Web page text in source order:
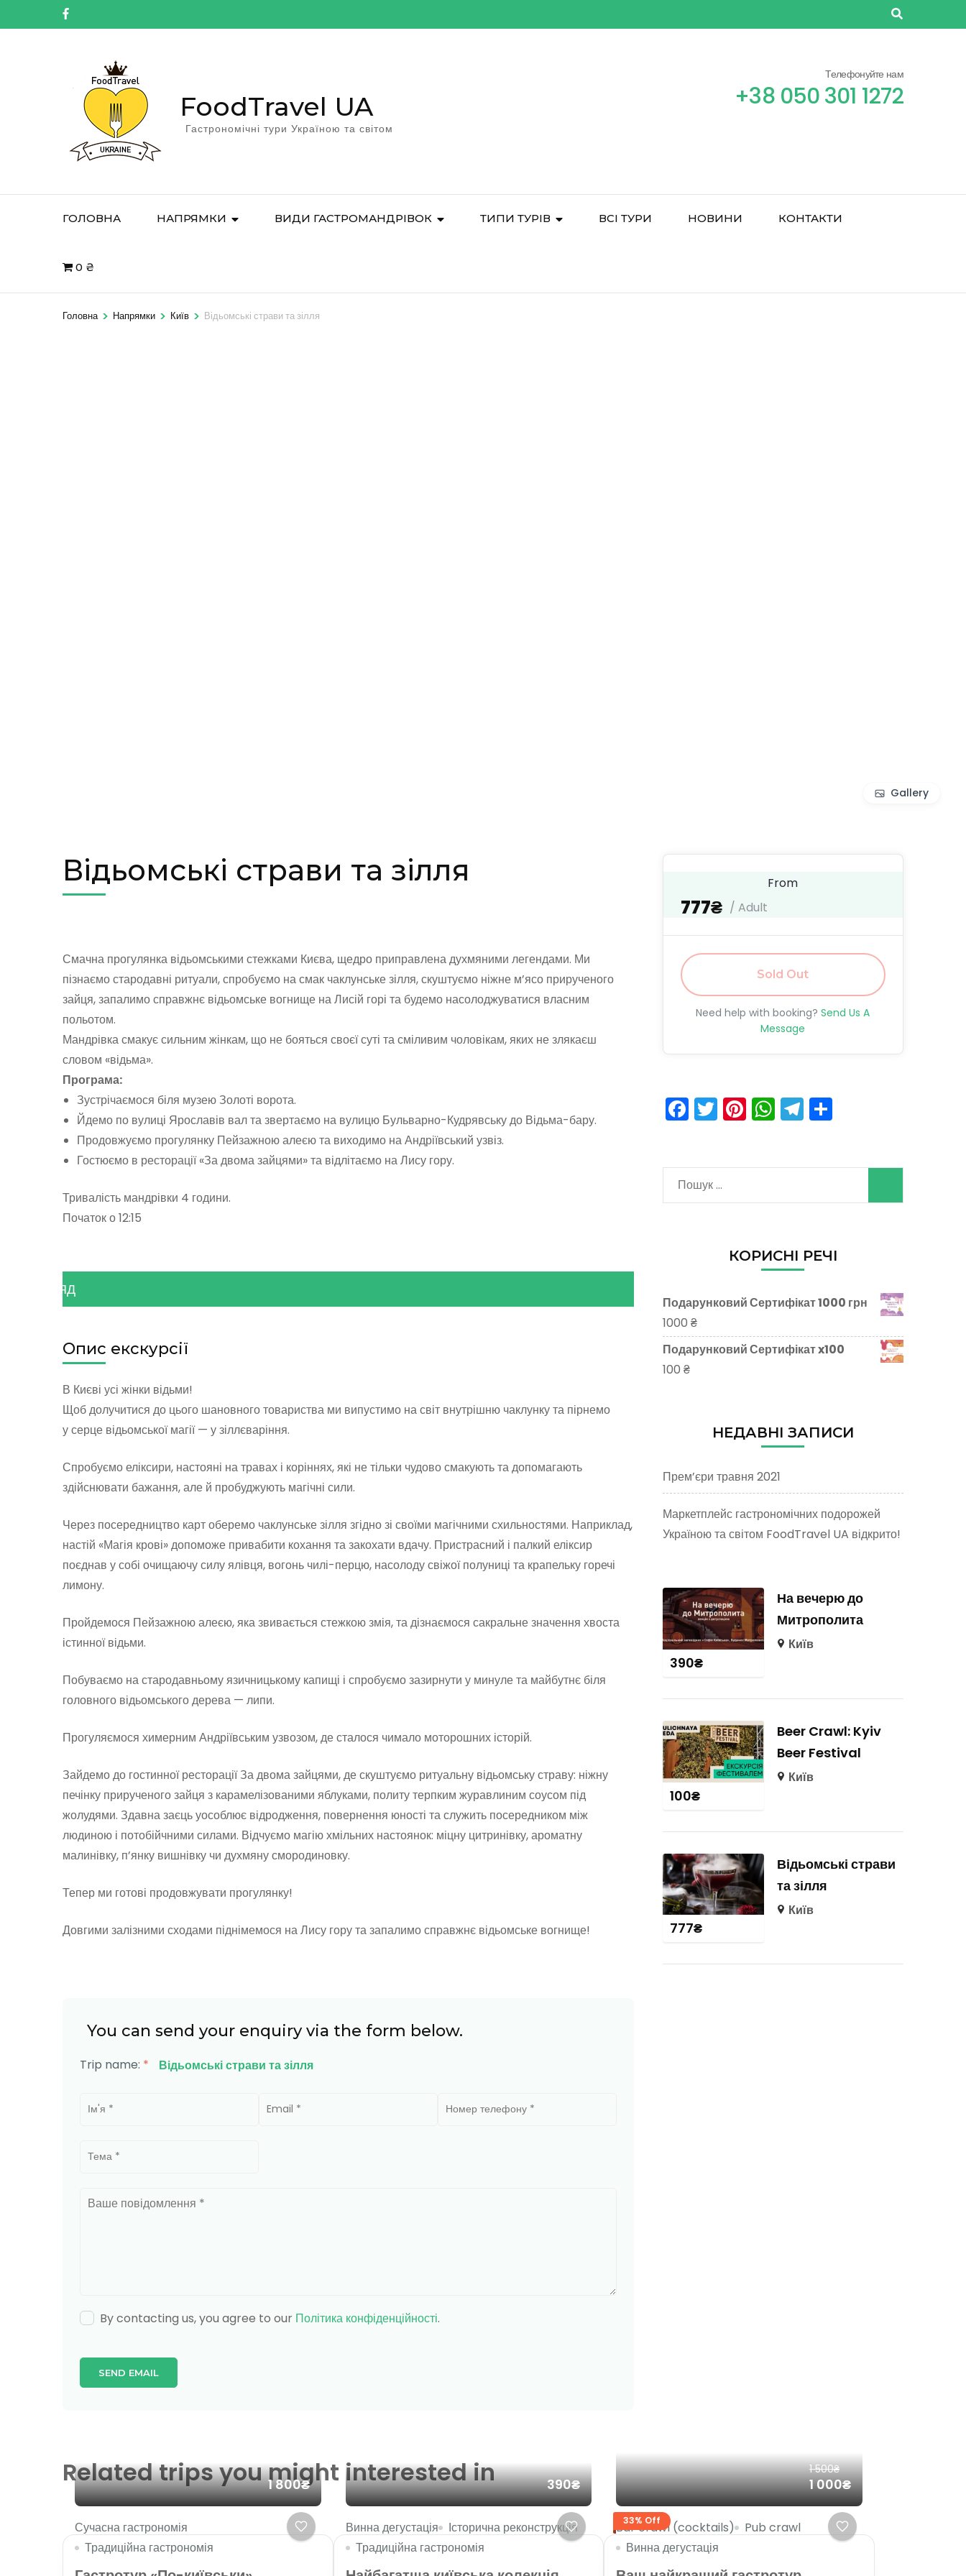
FoodTravel UA
Гастрономічні тури Україною та світом
Телефонуйте нам
+38 050 301 1272
ГОЛОВНА НАПРЯМКИ ВИДИ ГАСТРОМАНДРІВОК ТИПИ ТУРІВ ВСІ ТУРИ НОВИНИ КОНТАКТИ
0 ₴
Головна > Напрямки > Київ > Відьомські страви та зілля
Gallery
Відьомські страви та зілля
Смачна прогулянка відьомськими стежками Києва, щедро приправлена духмяними легендами. Ми
пізнаємо стародавні ритуали, спробуємо на смак чаклунське зілля, скуштуємо ніжне м’ясо прирученого
зайця, запалимо справжнє відьомське вогнище на Лисій горі та будемо насолоджуватися власним
польотом.
Мандрівка смакує сильним жінкам, що не бояться своєї суті та сміливим чоловікам, яких не злякаєш
словом «відьма».
Програма:
Зустрічаємося біля музею Золоті ворота.
Йдемо по вулиці Ярославів вал та звертаємо на вулицю Бульварно-Кудрявську до Відьма-бару.
Продовжуємо прогулянку Пейзажною алеєю та виходимо на Андріївський узвіз.
Гостюємо в ресторації «За двома зайцями» та відлітаємо на Лису гору.
Тривалість мандрівки 4 години.
Початок о 12:15
ОГЛЯД
Опис екскурсії
В Києві усі жінки відьми!
Щоб долучитися до цього шановного товариства ми випустимо на світ внутрішню чаклунку та пірнемо
у серце відьомської магії — у зіллєваріння.
Спробуємо еліксири, настояні на травах і коріннях, які не тільки чудово смакують та допомагають
здійснювати бажання, але й пробуджують магічні сили.
Через посередництво карт оберемо чаклунське зілля згідно зі своїми магічними схильностями. Наприклад,
настій «Магія крові» допоможе привабити кохання та закохати вдачу. Пристрасний і палкий еліксир
поєднав у собі очищаючу силу ялівця, вогонь чилі-перцю, насолоду свіжої полуниці та крапельку горечі
лимону.
Пройдемося Пейзажною алеєю, яка звивається стежкою змія, та дізнаємося сакральне значення хвоста
істинної відьми.
Побуваємо на стародавньому язичницькому капищі і спробуємо зазирнути у минуле та майбутнє біля
головного відьомського дерева — липи.
Прогуляємося химерним Андріївським узвозом, де сталося чимало моторошних історій.
Зайдемо до гостинної ресторації За двома зайцями, де скуштуємо ритуальну відьомську страву: ніжну
печінку прирученого зайця з карамелізованими яблуками, политу терпким журавлиним соусом під
жолудями. Здавна заєць уособлює відродження, повернення юності та служить посередником між
людиною і потобійчними силами. Відчуємо магію хмільних настоянок: міцну цитринівку, ароматну
малинівку, п’янку вишнівку чи духмяну смородиновку.
Тепер ми готові продовжувати прогулянку!
Довгими залізними сходами піднімемося на Лису гору та запалимо справжнє відьомське вогнище!
You can send your enquiry via the form below.
Trip name: * Відьомські страви та зілля
By contacting us, you agree to our Політика конфіденційності.
From
777₴ / Adult
Sold Out
Need help with booking? Send Us A
Message
Facebook
Twitter
Pinterest
WhatsApp
Telegram
Поділитися
КОРИСНІ РЕЧІ
Подарунковий Сертифікат 1000 грн
1000 ₴
Подарунковий Сертифікат x100
100 ₴
НЕДАВНІ ЗАПИСИ
Прем’єри травня 2021
Маркетплейс гастрономічних подорожей
Україною та світом FoodTravel UA відкрито!
390₴
На вечерю до
Митрополита
Київ
100₴
Beer Crawl: Kyiv
Beer Festival
Київ
777₴
Відьомські страви
та зілля
Київ
Related trips you might interested in
1 800₴
Сучасна гастрономія
Традиційна гастрономія
390₴
Винна дегустація
Історична реконструкція
Традиційна гастрономія
33% Off
1 500₴
1 000₴
Bar crawl (cocktails)
Pub crawl
Винна дегустація